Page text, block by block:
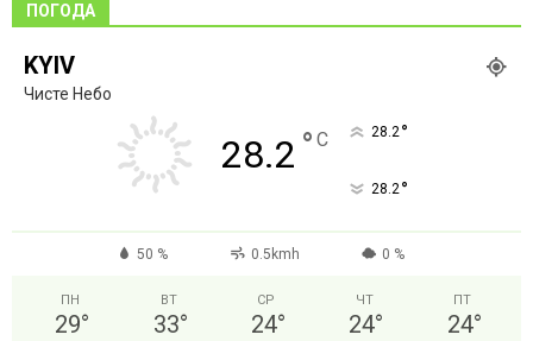
ПОГОДА
KYIV
Чисте Небо
28.2 ° C 28.2°
28.2°
50 % 0.5kmh 0 %
ПН
29°
ВТ
33°
СР
24°
ЧТ
24°
ПТ
24°